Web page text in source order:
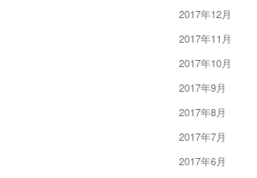
2017年12月
2017年11月
2017年10月
2017年9月
2017年8月
2017年7月
2017年6月